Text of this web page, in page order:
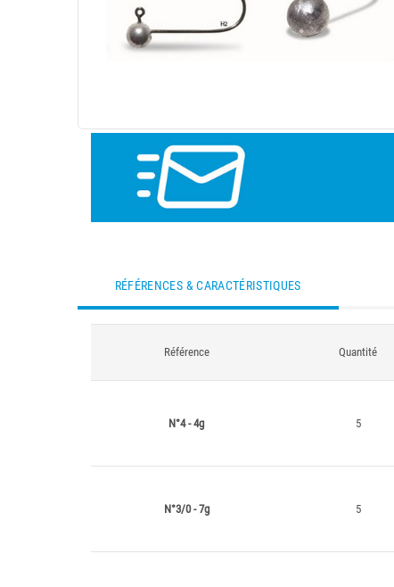
RÉFÉRENCES & CARACTÉRISTIQUES
Référence Quantité
N°4 - 4g 5
N°3/0 - 7g 5